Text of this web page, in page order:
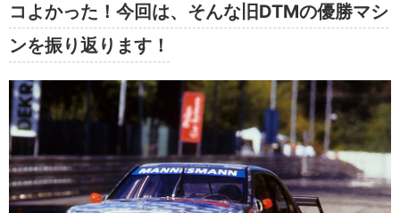
コよかった！今回は、そんな旧DTMの優勝マシ
ンを振り返ります！